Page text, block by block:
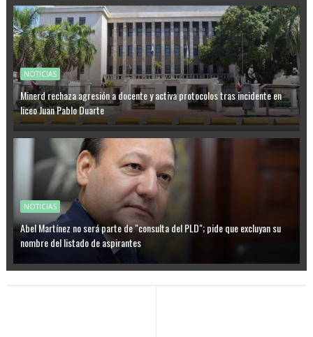
NOTICIAS
Minerd rechaza agresión a docente y activa protocolos tras incidente en
liceo Juan Pablo Duarte
NOTICIAS
Abel Martínez no será parte de "consulta del PLD"; pide que excluyan su
nombre del listado de aspirantes